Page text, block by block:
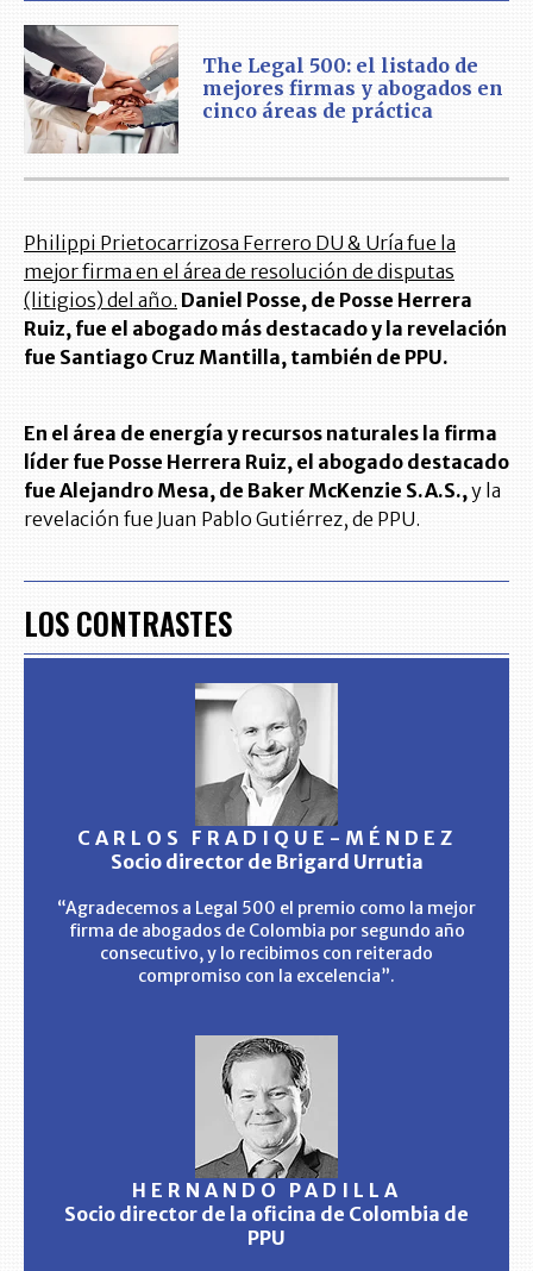
The Legal 500: el listado de
mejores firmas y abogados en
cinco áreas de práctica
Philippi Prietocarrizosa Ferrero DU & Uría fue la
mejor firma en el área de resolución de disputas
(litigios) del año. Daniel Posse, de Posse Herrera
Ruiz, fue el abogado más destacado y la revelación
fue Santiago Cruz Mantilla, también de PPU.
En el área de energía y recursos naturales la firma
líder fue Posse Herrera Ruiz, el abogado destacado
fue Alejandro Mesa, de Baker McKenzie S.A.S., y la
revelación fue Juan Pablo Gutiérrez, de PPU.
LOS CONTRASTES
CARLOS FRADIQUE-MÉNDEZ
Socio director de Brigard Urrutia
“Agradecemos a Legal 500 el premio como la mejor
firma de abogados de Colombia por segundo año
consecutivo, y lo recibimos con reiterado
compromiso con la excelencia”.
HERNANDO PADILLA
Socio director de la oficina de Colombia de
PPU